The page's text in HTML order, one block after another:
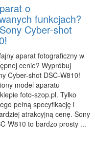
o
funkcjach?
Cyber-shot
aparat fotograficzny w
cenie? Wypróbuj
Cyber-shot DSC-W810!
model aparatu
foto-szop.pl. Tylko
pełną specyfikację i
atrakcyjną cenę. Sony
W810 to bardzo prosty ...